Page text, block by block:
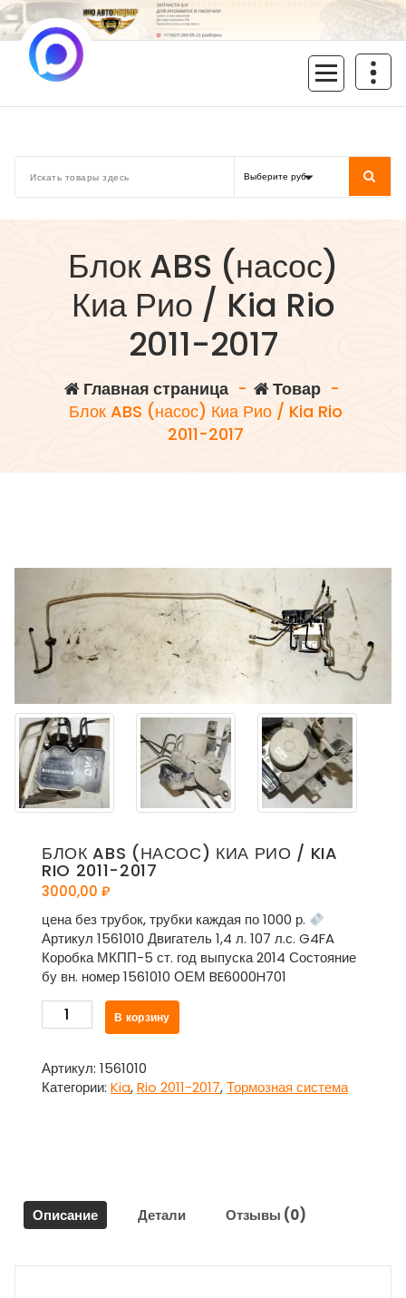
Перейти
к
содержимому
Блок ABS (насос)
Киа Рио / Kia Rio
2011-2017
Главная страница- Товар-
Блок ABS (насос) Киа Рио / Kia Rio
2011-2017
БЛОК ABS (НАСОС) КИА РИО / KIA
RIO 2011-2017
3000,00 ₽
цена без трубок, трубки каждая по 1000 р.
Артикул 1561010 Двигатель 1,4 л. 107 л.с. G4FA
Коробка МКПП-5 ст. год выпуска 2014 Состояние
бу вн. номер 1561010 ОЕМ BE6000H701
Количество
товара
ABS
(насос)
2011-
2017
В корзину
Артикул: 1561010
Категории: Kia,Rio 2011-2017,Тормозная система
Описание Детали Отзывы (0)